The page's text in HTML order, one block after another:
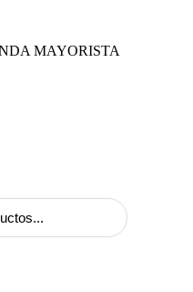
MAYORISTA